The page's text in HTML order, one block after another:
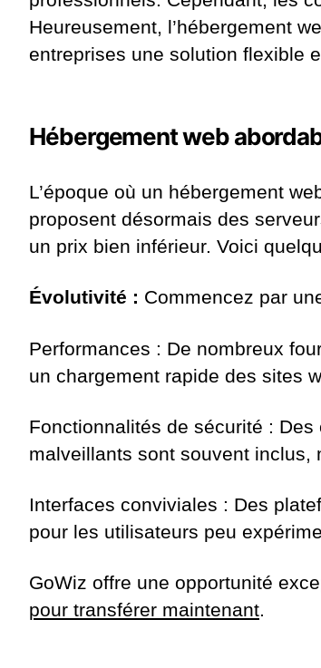
Heureusement, l’hébergement
entreprises une solution flexible
Hébergement web
L’époque où un hébergement
proposent désormais des
un prix bien inférieur. Voici
Évolutivité : Commencez par
Performances : De nombreux
un chargement rapide des sites
Fonctionnalités de sécurité :
malveillants sont souvent inclus,
Interfaces conviviales : Des
pour les utilisateurs peu
GoWiz offre une opportunité
pour transférer maintenant.